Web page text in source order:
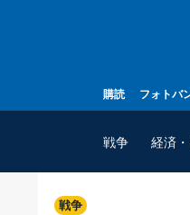
購読 フォトバ
戦争 経済
戦争